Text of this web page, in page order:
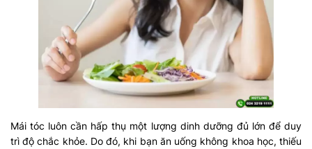
Mái tóc luôn cần hấp thụ một lượng dinh dưỡng đủ lớn để duy
trì độ chắc khỏe. Do đó, khi bạn ăn uống không khoa học, thiếu